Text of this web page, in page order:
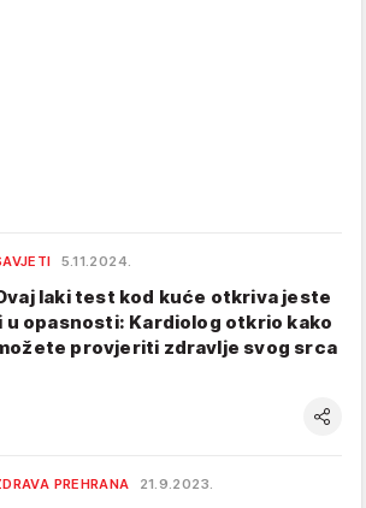
5.11.2024.
laki test kod kuće otkriva jeste
u opasnosti: Kardiolog otkrio kako
provjeriti zdravlje svog srca
PREHRANA 21.9.2023.